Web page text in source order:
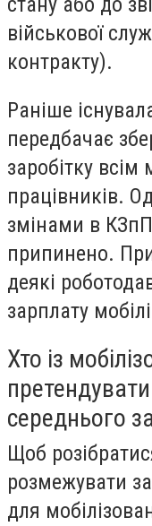
військової
контракту).
Раніше
передбачає
заробітку всім
працівників.
змінами в
припинено.
деякі
зарплату
Хто із
середнього
Щоб
розмежувати
для